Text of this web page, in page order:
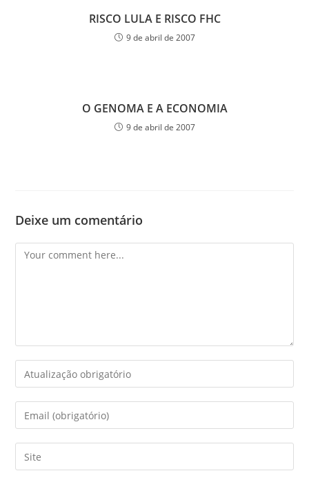
RISCO LULA E RISCO FHC
9 de abril de 2007
O GENOMA E A ECONOMIA
9 de abril de 2007
Deixe um comentário